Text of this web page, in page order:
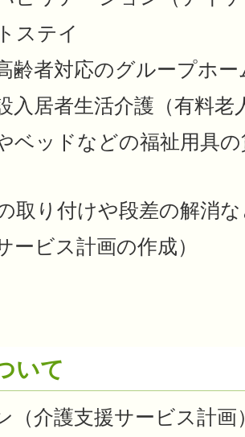
ステイ
齢者対応のグループホー
入居者生活介護（有料老
ベッドなどの福祉用具
取り付けや段差の解消
ービス計画の作成）
いて
（介護支援サービス計